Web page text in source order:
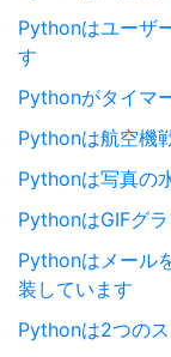
Pythonはユーザ
す
Pythonがタイマ
Pythonは航空機
Pythonは写真の
PythonはGIFグ
Pythonはメール
装しています
Pythonは2つの